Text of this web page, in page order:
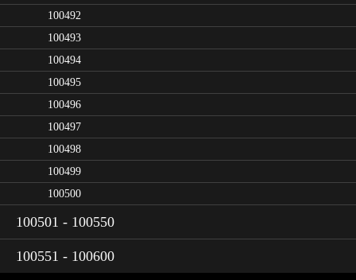
100492
100493
100494
100495
100496
100497
100498
100499
100500
100501 - 100550
100551 - 100600